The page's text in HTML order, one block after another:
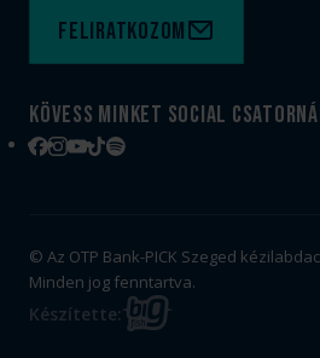
Adatvédelem
Felhasználási feltételek
Kapcsolat
Feliratkozom
Kövess minket social
Facebook
Instagram
YouTube
TikTokSpotify
© Az OTP Bank-PICK Szeged
Minden jog fenntartva.
Készítette: BIG
FISH